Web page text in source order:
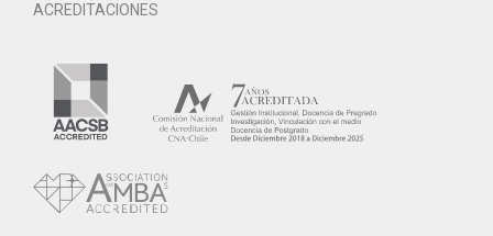
ACREDITACIONES